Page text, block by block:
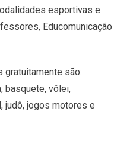
esportivas e
Educomunicação
são:
basquete, vôlei,
judô, jogos motores e